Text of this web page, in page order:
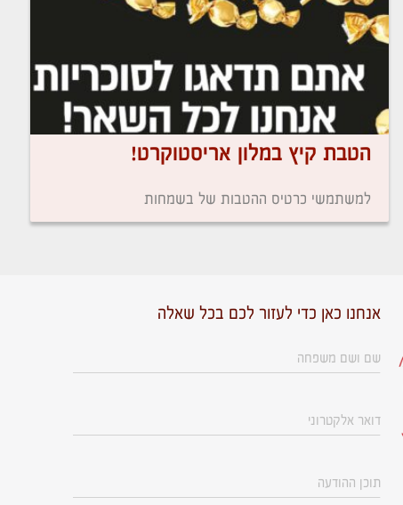
הטבת קיץ במלון אריסטוקרט!
למשתמשי כרטיס ההטבות של בשמחות
אנחנו כאן כדי לעזור לכם בכל שאלה